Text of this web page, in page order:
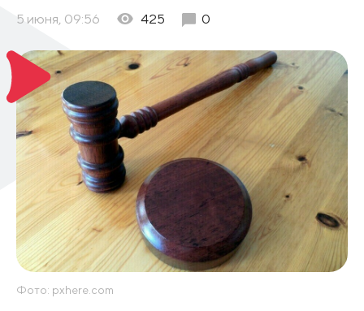
5 июня, 09:56 425 0
Фото: pxhere.com